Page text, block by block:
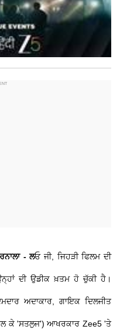
- ​ਲਓ ਜੀ, ਜਿਹੜੀ ਫਿਲਮ ਦੀ
ਦੀ ਉਡੀਕ ਖ਼ਤਮ ਹੋ ਚੁੱਕੀ ਹੈ।
ਅਦਾਕਾਰ, ਗਾਇਕ ਦਿਲਜੀਤ
ਕੇ 'ਸਤਲੁਜ') ਆਖਰਕਾਰ Zee5 'ਤੇ